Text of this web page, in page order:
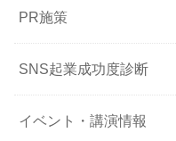
PR施策
SNS起業成功度診断
イベント・講演情報